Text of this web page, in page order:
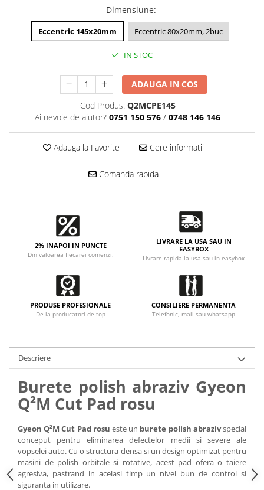
DETAILING RAPID EXTERIOR
Solutii detailing rapid
CONSUMABILE AUTO
Dimensiune:
Eccentric 145x20mm Eccentric 80x20mm, 2buc
IN STOC
ADAUGA IN COS
Cod Produs: Q2MCPE145
Ai nevoie de ajutor? 0751 150 576 / 0748 146 146
Adauga la Favorite Cere informatii
Comanda rapida
2% INAPOI IN PUNCTE
Din valoarea fiecarei comenzi.
LIVRARE LA USA SAU IN
EASYBOX
Livrare rapida la usa sau in easybox
PRODUSE PROFESIONALE
De la producatori de top
CONSILIERE PERMANENTA
Telefonic, mail sau whatsapp
Descriere
Burete polish abraziv Gyeon
Q²M Cut Pad rosu
Gyeon Q²M Cut Pad rosu este un burete polish abrazivspecial
conceput pentru eliminarea defectelor medii si severe ale
vopselei auto. Cu o structura densa si un design optimizat pentru
masini de polish orbitale si rotative, acest pad ofera o taiere
agresiva, pastrand in acelasi timp un nivel bun de control si
siguranta in utilizare.